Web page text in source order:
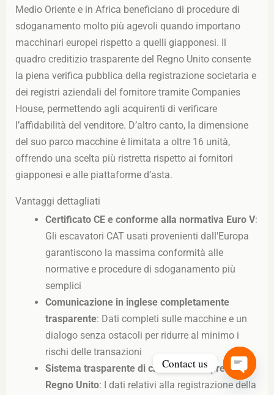
Medio Oriente e in Africa beneficiano di procedure di
sdoganamento molto più agevoli quando importano
macchinari europei rispetto a quelli giapponesi. Il
quadro creditizio trasparente del Regno Unito consente
la piena verifica pubblica della registrazione societaria e
dei registri aziendali del fornitore tramite Companies
House, permettendo agli acquirenti di verificare
l’affidabilità del venditore. D’altro canto, la dimensione
del suo parco macchine è limitata a oltre 16 unità,
offrendo una scelta più ristretta rispetto ai fornitori
giapponesi e alle piattaforme d’asta.
Vantaggi dettagliati
Certificato CE e conforme alla normativa Euro V:
Gli escavatori CAT usati provenienti dall'Europa
garantiscono la massima conformità alle
normative e procedure di sdoganamento più
semplici
Comunicazione in inglese completamente
trasparente: Dati completi sulle macchine e un
dialogo senza ostacoli per ridurre al minimo i
rischi delle transazioni
Sistema trasparente di credito alle imprese nel
Regno Unito: I dati relativi alla registrazione della
Contact us
Open